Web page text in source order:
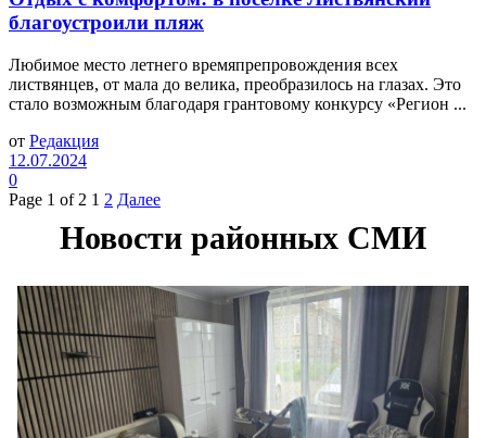
благоустроили пляж
Любимое место летнего времяпрепровождения всех
листвянцев, от мала до велика, преобразилось на глазах. Это
стало возможным благодаря грантовому конкурсу «Регион ...
от Редакция
12.07.2024
0
Page 1 of 2 1 2 Далее